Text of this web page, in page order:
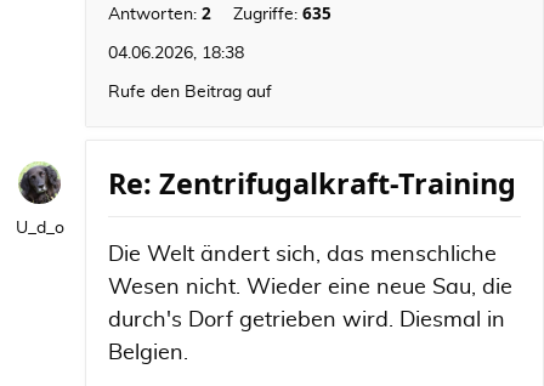
Antworten: 2 Zugriffe: 635
04.06.2026, 18:38
Rufe den Beitrag auf
U_d_o
Re: Zentrifugalkraft-Training
Die Welt ändert sich, das menschliche
Wesen nicht. Wieder eine neue Sau, die
durch's Dorf getrieben wird. Diesmal in
Belgien.